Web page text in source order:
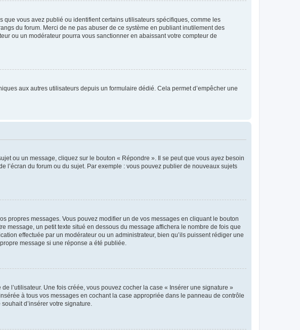
vous avez publié ou identifient certains utilisateurs spécifiques, comme les
du forum. Merci de ne pas abuser de ce système en publiant inutilement des
ou un modérateur pourra vous sanctionner en abaissant votre compteur de
aux autres utilisateurs depuis un formulaire dédié. Cela permet d’empêcher une
ou un message, cliquez sur le bouton « Répondre ». Il se peut que vous ayez besoin
l’écran du forum ou du sujet. Par exemple : vous pouvez publier de nouveaux sujets
propres messages. Vous pouvez modifier un de vos messages en cliquant le bouton
message, un petit texte situé en dessous du message affichera le nombre de fois que
effectuée par un modérateur ou un administrateur, bien qu’ils puissent rédiger une
message si une réponse a été publiée.
l’utilisateur. Une fois créée, vous pouvez cocher la case « Insérer une signature »
à tous vos messages en cochant la case appropriée dans le panneau de contrôle
d’insérer votre signature.